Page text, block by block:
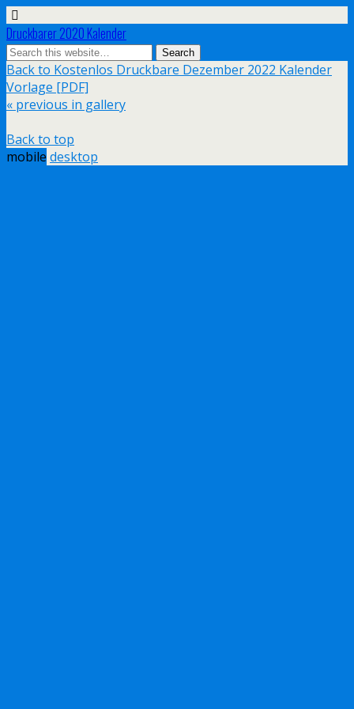
Druckbarer 2020 Kalender
Back to Kostenlos Druckbare Dezember 2022 Kalender
Vorlage [PDF]
« previous in gallery
Back to top
mobile desktop